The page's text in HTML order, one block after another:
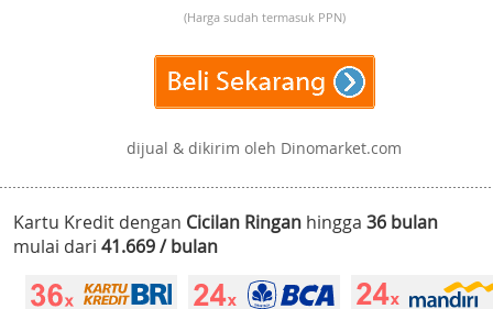
(Harga sudah termasuk PPN)
dijual & dikirim oleh Dinomarket.com
Kartu Kredit dengan Cicilan Ringan hingga 36 bulan
mulai dari 41.669 / bulan